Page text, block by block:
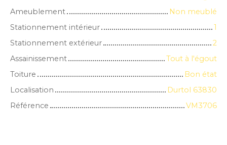
Ameublement
Non meublé
Stationnement intérieur
1
Stationnement extérieur
2
Assainissement
Tout à l'égout
Toiture
Bon état
Localisation
Durtol 63830
Référence
VM3706